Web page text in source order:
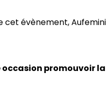
cet évènement,
promouvoir